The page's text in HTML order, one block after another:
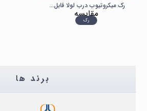
رک میکروتیوب درب لولا قابل اتوکلاو
رک
مقایسه
برند ها